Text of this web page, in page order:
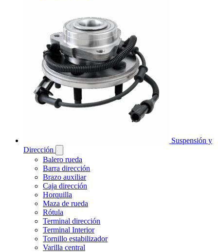
Suspensión y
Dirección
Balero rueda
Barra dirección
Brazo auxiliar
Caja dirección
Horquilla
Maza de rueda
Rótula
Terminal dirección
Terminal Interior
Tornillo estabilizador
Varilla central